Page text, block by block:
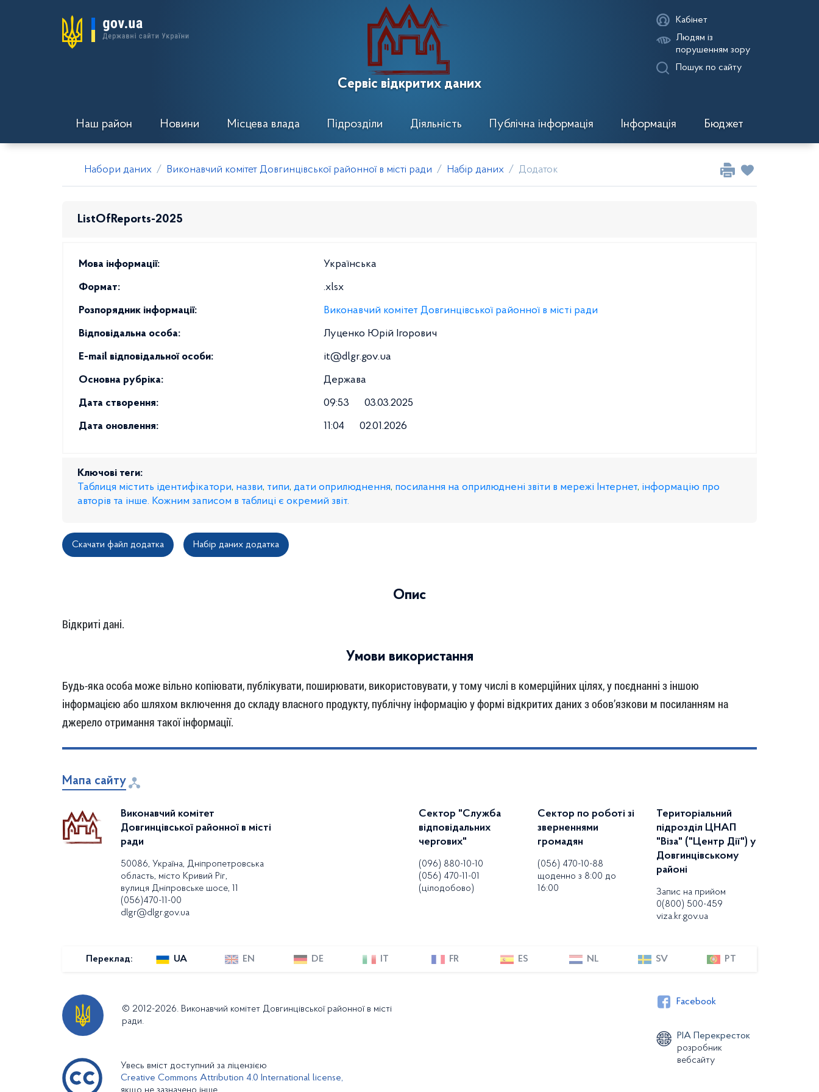
Сервіс відкритих даних
Кабінет
Людям із
порушенням зору
Пошук по сайту
Наш район Новини Місцева влада Підрозділи Діяльність Публічна інформація Інформація Бюджет
Набори даних Виконавчий комітет Довгинцівської районної в місті ради Набір даних Додаток
ListOfReports-2025
Мова інформації: Українська
Формат: .xlsx
Розпорядник інформації: Виконавчий комітет Довгинцівської районної в місті ради
Відповідальна особа: Луценко Юрій Ігорович
E-mail відповідальної особи: it@dlgr.gov.ua
Основна рубріка: Держава
Дата створення: 09:53 03.03.2025
Дата оновлення: 11:04 02.01.2026
Ключові теги:
Таблиця містить ідентифікатори, назви, типи, дати оприлюднення, посилання на оприлюднені звіти в мережі Інтернет, інформацію про
авторів та інше. Кожним записом в таблиці є окремий звіт.
Скачати файл додатка Набір даних додатка
Опис
Відкриті дані.
Умови використання
Будь-яка особа може вільно копіювати, публікувати, поширювати, використовувати, у тому числі в комерційних цілях, у поєднанні з іншою
інформацією або шляхом включення до складу власного продукту, публічну інформацію у формі відкритих даних з обов’язкови м посиланням на
джерело отримання такої інформації.
Мапа сайту
Виконавчий комітет
Довгинцівської районної в місті
ради
50086, Україна, Дніпропетровська
область, місто Кривий Ріг,
вулиця Дніпровське шосе, 11
(056)470-11-00
dlgr@dlgr.gov.ua
Сектор "Служба
відповідальних
чергових"
(096) 880-10-10
(056) 470-11-01
(цілодобово)
Сектор по роботі зі
зверненнями
громадян
(056) 470-10-88
щоденно з 8:00 до
16:00
Територіальний
підрозділ ЦНАП
"Віза" ("Центр Дії") у
Довгинцівському
районі
Запис на прийом
0(800) 500-459
viza.kr.gov.ua
Переклад: UA EN DE IT FR ES NL SV PT
© 2012-2026. Виконавчий комітет Довгинцівської районної в місті
ради.
Увесь вміст доступний за ліцензією
Creative Commons Attribution 4.0 International license,
Facebook
РІА Перекресток
розробник
вебсайту